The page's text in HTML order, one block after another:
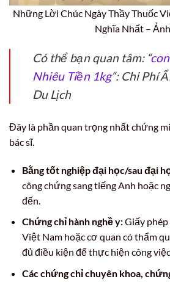
Những Lời Chúc Ngày Thầy Thuốc
Nghĩa Nhất –
Có thể bạn quan tâm: “
Nhiêu Tiền 1kg“: Chi Phí
Du Lịch
Đây là phần quan trọng nhất chứng
bác sĩ.
Bằng tốt nghiệp đại học/sau đại
công chứng sang tiếng Anh hoặc
đến.
Chứng chỉ hành nghề y:Giấy phép
Việt Nam hoặc cơ quan có thẩm
đủ điều kiện để thực hiện công
Các chứng chỉ chuyên khoa,